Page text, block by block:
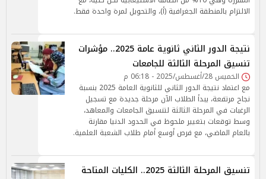
الالتزام بالمنطقة الجغرافية (أ)، والتحويل لمرة واحدة فقط.
نتيجة الدور الثاني ثانوية عامة 2025.. مؤشرات
تنسيق المرحلة الثالثة للجامعات
الخميس 28/أغسطس/2025 - 06:18 م
مع اعتماد نتيجة الدور الثاني للثانوية العامة 2025 بنسبة
نجاح مرتفعة، يبدأ الطلاب الآن مرحلة جديدة مع تسجيل
الرغبات في المرحلة الثالثة لتنسيق الجامعات والمعاهد،
وسط توقعات بتغيير ملحوظ في الحدود الدنيا مقارنة
بالعام الماضي، مع فرص أوسع أمام طلاب الشعبة العلمية.
تنسيق المرحلة الثالثة 2025.. الكليات المتاحة